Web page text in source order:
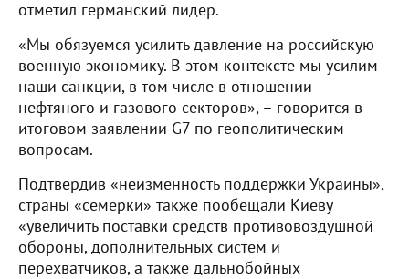
отметил германский лидер.
«Мы обязуемся усилить давление на российскую
военную экономику. В этом контексте мы усилим
наши санкции, в том числе в отношении
нефтяного и газового секторов», – говорится в
итоговом заявлении G7 по геополитическим
вопросам.
Подтвердив «неизменность поддержки Украины»,
страны «семерки» также пообещали Киеву
«увеличить поставки средств противовоздушной
обороны, дополнительных систем и
перехватчиков, а также дальнобойных